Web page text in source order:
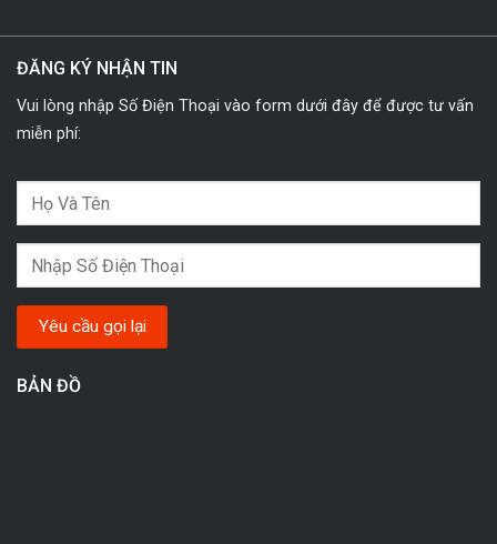
ĐĂNG KÝ NHẬN TIN
Vui lòng nhập Số Điện Thoại vào form dưới đây để được tư vấn
miễn phí:
BẢN ĐỒ